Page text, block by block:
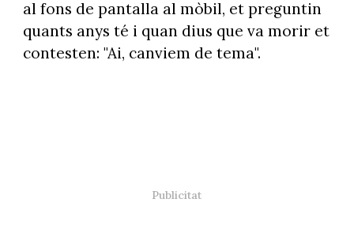
al fons de pantalla al mòbil, et preguntin
quants anys té i quan dius que va morir et
contesten: "Ai, canviem de tema".